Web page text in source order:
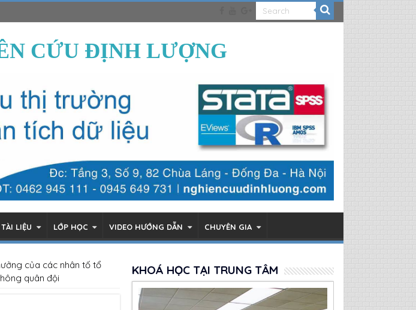
CỨU ĐỊNH LƯỢNG
LIỆU LỚP HỌC VIDEO HƯỚNG DẪN CHUYÊN GIA
của các nhân tố tổ
quân đội
KHOÁ HỌC TẠI TRUNG TÂM